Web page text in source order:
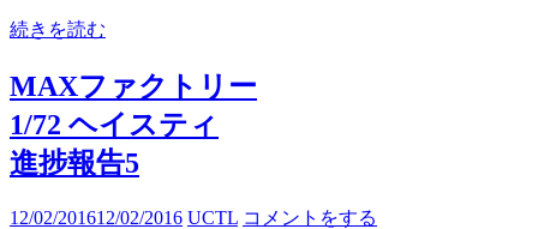
続きを読む
MAXファクトリー
1/72 ヘイスティ
進捗報告5
12/02/201612/02/2016 UCTL コメントをする